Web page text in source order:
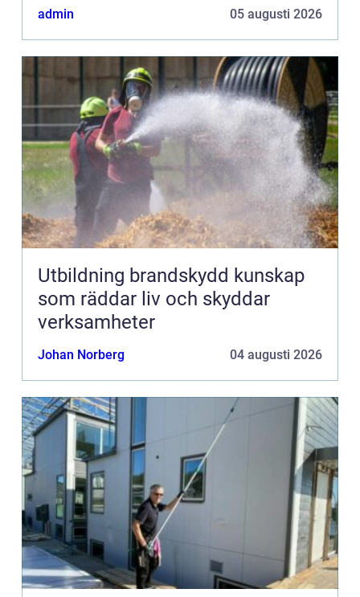
admin 05 augusti 2026
Utbildning brandskydd kunskap
som räddar liv och skyddar
verksamheter
Johan Norberg 04 augusti 2026